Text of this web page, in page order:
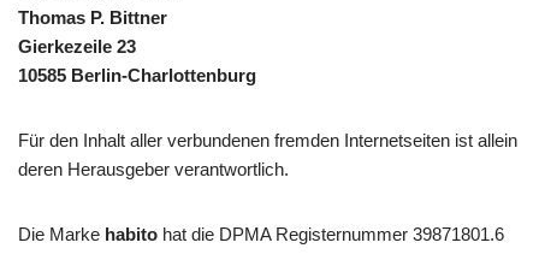
Thomas P. Bittner
Gierkezeile 23
10585 Berlin-Charlottenburg
Für den Inhalt aller verbundenen fremden Internetseiten ist allein
deren Herausgeber verantwortlich.
Die Marke habito hat die DPMA Registernummer 39871801.6